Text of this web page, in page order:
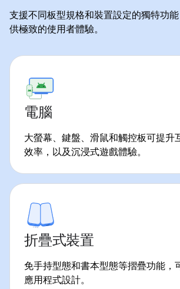
支援不同板型規格和裝置設定的獨特功
供極致的使用者體驗。
電腦
大螢幕、鍵盤、滑鼠和觸控板可提升
效率，以及沉浸式遊戲體驗。
折疊式裝置
免手持型態和書本型態等摺疊功能，
應用程式設計。